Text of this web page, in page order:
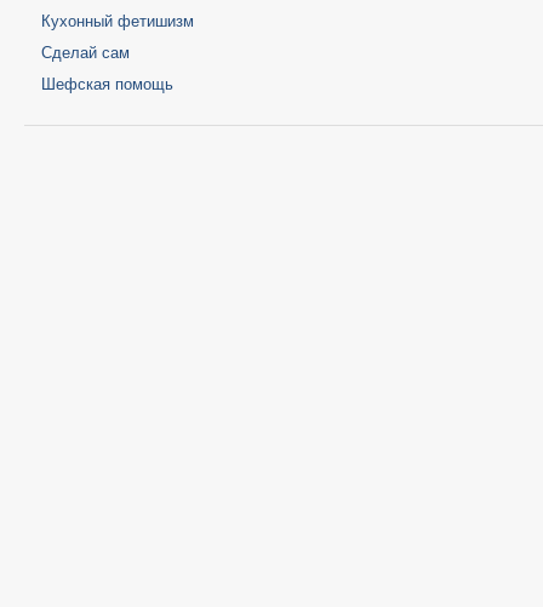
Кухонный фетишизм
Сделай сам
Шефская помощь